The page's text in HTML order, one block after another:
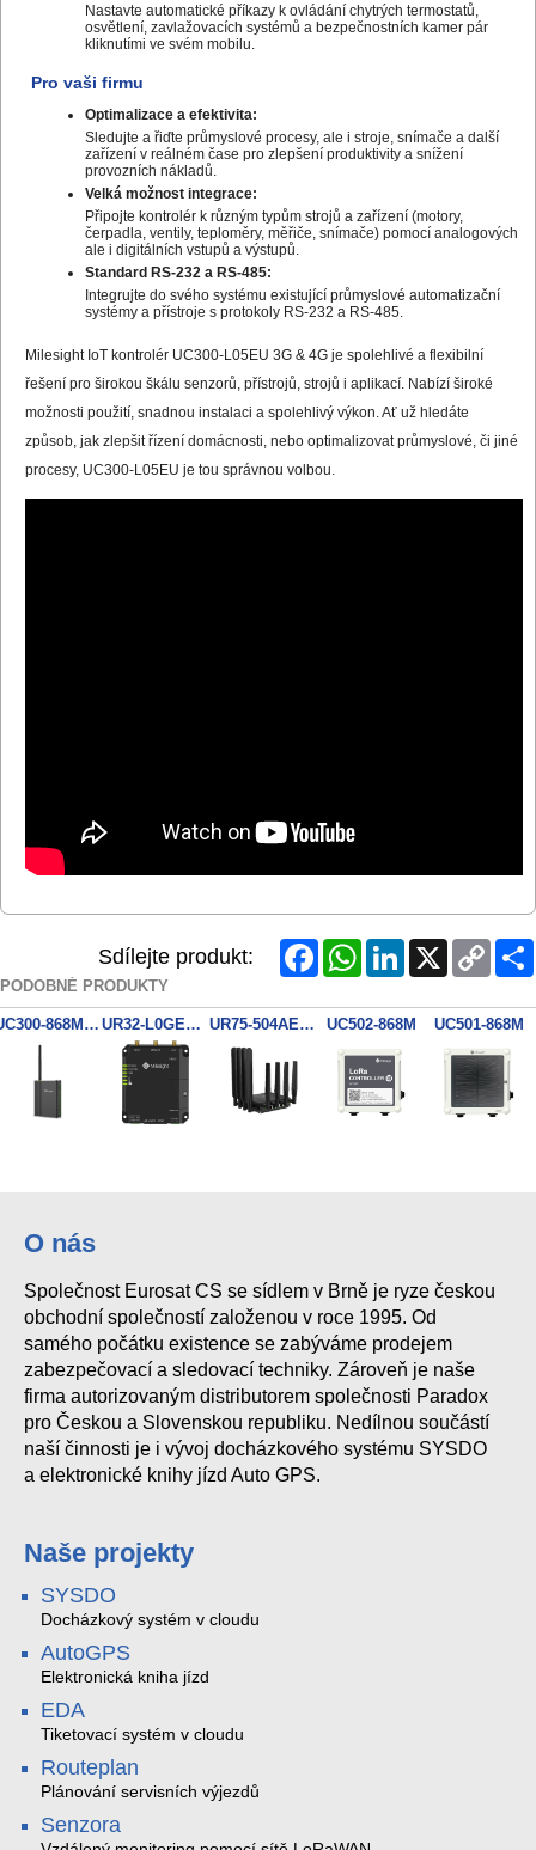
Nastavte automatické příkazy k ovládání chytrých termostatů,
osvětlení, zavlažovacích systémů a bezpečnostních kamer pár
kliknutími ve svém mobilu.
Pro vaši firmu
Optimalizace a efektivita:
Sledujte a řiďte průmyslové procesy, ale i stroje, snímače a další
zařízení v reálném čase pro zlepšení produktivity a snížení
provozních nákladů.
Velká možnost integrace:
Připojte kontrolér k různým typům strojů a zařízení (motory,
čerpadla, ventily, teploměry, měřiče, snímače) pomocí analogových
ale i digitálních vstupů a výstupů.
Standard RS-232 a RS-485:
Integrujte do svého systému existující průmyslové automatizační
systémy a přístroje s protokoly RS-232 a RS-485.
Milesight IoT kontrolér UC300-L05EU 3G & 4G je spolehlivé a flexibilní
řešení pro širokou škálu senzorů, přístrojů, strojů i aplikací. Nabízí široké
možnosti použití, snadnou instalaci a spolehlivý výkon. Ať už hledáte
způsob, jak zlepšit řízení domácnosti, nebo optimalizovat průmyslové, či jiné
procesy, UC300-L05EU je tou správnou volbou. ​
Sdílejte produkt: FacebookWhatsAppLinkedInX
Copy
Link
PODOBNÉ PRODUKTY
UC300-868M LoRaWAN kontrolér 4x DI, 2x DO, 6x Analog UR32-L0GEU-485 UR75-504AE-P-W2 UC502-868M UC501-868M
O nás
Společnost Eurosat CS se sídlem v Brně je ryze českou
obchodní společností založenou v roce 1995. Od
samého počátku existence se zabýváme prodejem
zabezpečovací a sledovací techniky. Zároveň je naše
firma autorizovaným distributorem společnosti Paradox
pro Českou a Slovenskou republiku. Nedílnou součástí
naší činnosti je i vývoj docházkového systému SYSDO
a elektronické knihy jízd Auto GPS.
Naše projekty
SYSDO
Docházkový systém v cloudu
AutoGPS
Elektronická kniha jízd
EDA
Tiketovací systém v cloudu
Routeplan
Plánování servisních výjezdů
Senzora